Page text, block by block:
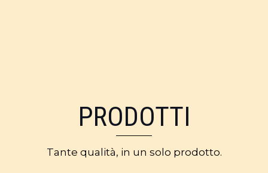
PRODOTTI
Tante qualità, in un solo prodotto.